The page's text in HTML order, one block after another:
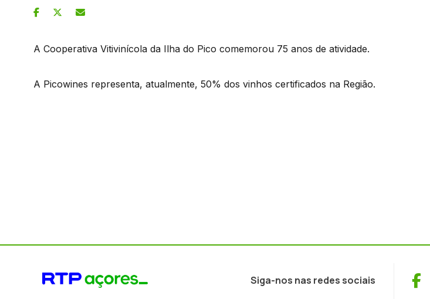
A Cooperativa Vitivinícola da Ilha do Pico comemorou 75 anos de atividade.
A Picowines representa, atualmente, 50% dos vinhos certificados na Região.
Siga-nos nas redes sociais